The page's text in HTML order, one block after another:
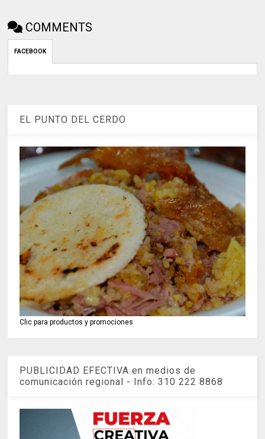
COMMENTS
FACEBOOK
EL PUNTO DEL CERDO
Clic para productos y promociones
PUBLICIDAD EFECTIVA en medios de
comunicación regional - Info: 310 222 8868